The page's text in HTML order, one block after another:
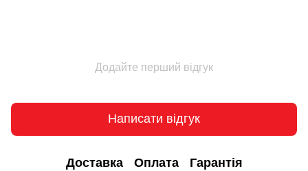
Додайте перший відгук
Написати відгук
Доставка Оплата Гарантія